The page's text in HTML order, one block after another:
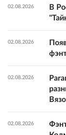
02.08.2026
В
02.08.2026
02.08.2026
02.08.2026